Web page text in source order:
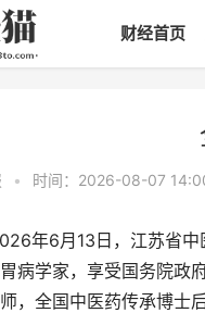
财经首页
• 时间：2026-08-07
年6月13日，江苏省
病学家，享受国务院政
，全国中医药传承博士